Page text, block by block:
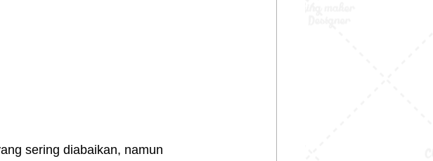
sering diabaikan, namun